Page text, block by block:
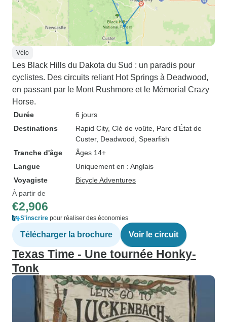
Vélo
Les Black Hills du Dakota du Sud : un paradis pour
cyclistes. Des circuits reliant Hot Springs à Deadwood,
en passant par le Mont Rushmore et le Mémorial Crazy
Horse.
Durée
6 jours
Destinations
Rapid City, Clé de voûte , Parc d'État de
Custer, Deadwood , Spearfish
Tranche d'âge
Âges 14+
Langue
Uniquement en : Anglais
Voyagiste
Bicycle Adventures
À partir de
€2,906
S'inscrire pour réaliser des économies
Télécharger la brochure Voir le circuit
Texas Time - Une tournée Honky-
Tonk